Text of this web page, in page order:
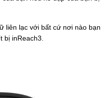
liên lạc với bất cứ nơi nào bạn
bị inReach3.